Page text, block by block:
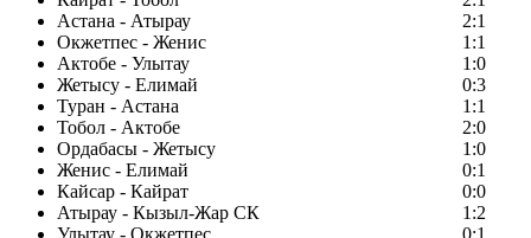
Астана - Атырау
2:1
Окжетпес - Женис
1:1
Актобе - Улытау
1:0
Жетысу - Елимай
0:3
Туран - Астана
1:1
Тобол - Актобе
2:0
Ордабасы - Жетысу
1:0
Женис - Елимай
0:1
Кайсар - Кайрат
0:0
Атырау - Кызыл-Жар СК
1:2